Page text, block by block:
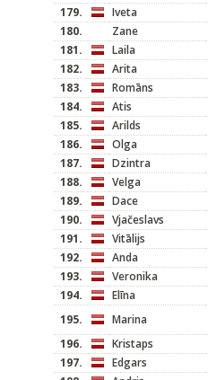
179.
Iveta
180.
Zane
181.
Laila
182.
Arita
183.
Romāns
184.
Atis
185.
Arilds
186.
Olga
187.
Dzintra
188.
Velga
189.
Dace
190.
Vjačeslavs
191.
Vitālijs
192.
Anda
193.
Veronika
194.
Elīna
195.
Marina
196.
Kristaps
197.
Edgars